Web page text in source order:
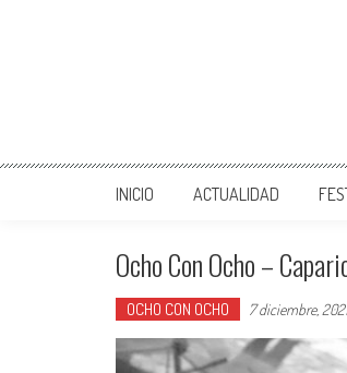
INICIO ACTUALIDAD
Ocho Con Ocho –
OCHO CON OCHO 7 diciembre, 2021